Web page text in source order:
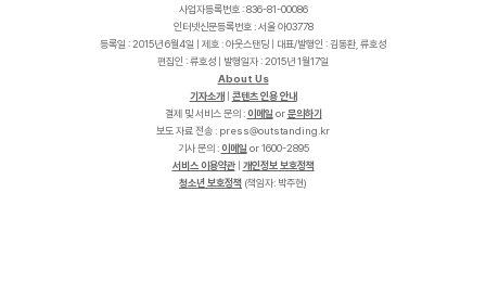
사업자등록번호 : 836-81-00086
인터넷신문등록번호 : 서울 아03778
등록일 : 2015년 6월4일 | 제호 : 아웃스탠딩 | 대표/발행인 : 김동환, 류호성
편집인 : 류호성 | 발행일자 : 2015년 1월17일
About Us
기자소개
콘텐츠 인용 안내
결제 및 서비스 문의 : 이메일 or문의하기
보도 자료 전송 :
r
k
.
g
n
i
d
n
a
t
s
t
u
o
@
s
s
e
r
p
기사 문의 : 이메일 or 1600-2895
서비스 이용약관| 개인정보 보호정책
청소년 보호정책 (책임자: 박주현)